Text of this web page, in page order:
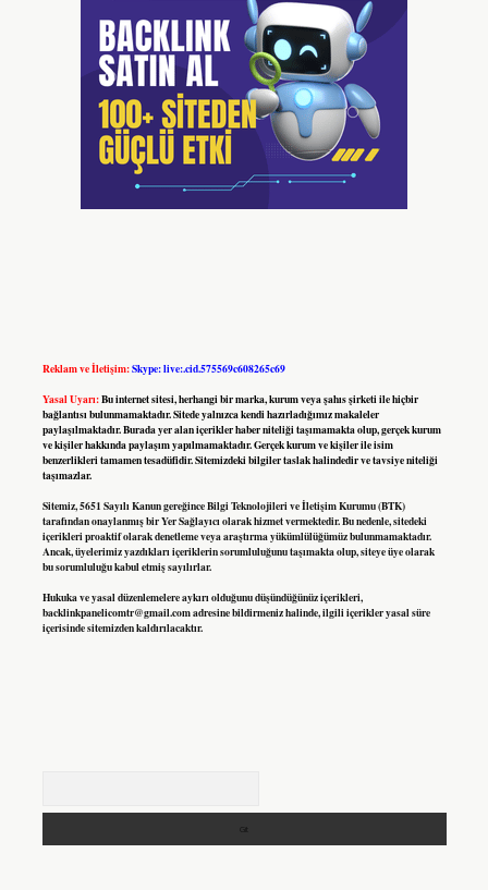
Reklam ve İletişim:Skype: live:.cid.575569c608265c69
Yasal Uyarı:Bu internet sitesi, herhangi bir marka, kurum veya şahıs şirketi ile hiçbir
bağlantısı bulunmamaktadır. Sitede yalnızca kendi hazırladığımız makaleler
paylaşılmaktadır. Burada yer alan içerikler haber niteliği taşımamakta olup, gerçek kurum
ve kişiler hakkında paylaşım yapılmamaktadır. Gerçek kurum ve kişiler ile isim
benzerlikleri tamamen tesadüfidir. Sitemizdeki bilgiler taslak halindedir ve tavsiye niteliği
taşımazlar.
Sitemiz, 5651 Sayılı Kanun gereğince Bilgi Teknolojileri ve İletişim Kurumu (BTK)
tarafından onaylanmış bir Yer Sağlayıcı olarak hizmet vermektedir. Bu nedenle, sitedeki
içerikleri proaktif olarak denetleme veya araştırma yükümlülüğümüz bulunmamaktadır.
Ancak, üyelerimiz yazdıkları içeriklerin sorumluluğunu taşımakta olup, siteye üye olarak
bu sorumluluğu kabul etmiş sayılırlar.
Hukuka ve yasal düzenlemelere aykırı olduğunu düşündüğünüz içerikleri,
backlinkpanelicomtr@gmail.comadresine bildirmeniz halinde, ilgili içerikler yasal süre
içerisinde sitemizden kaldırılacaktır.